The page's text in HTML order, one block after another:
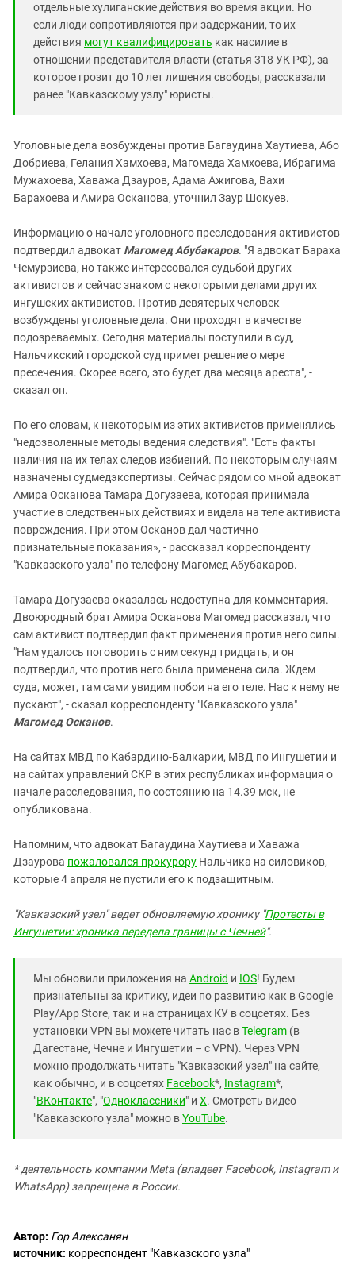
отдельные хулиганские действия во время акции. Но
если люди сопротивляются при задержании, то их
действия могут квалифицировать как насилие в
отношении представителя власти (статья 318 УК РФ), за
которое грозит до 10 лет лишения свободы, рассказали
ранее "Кавказскому узлу" юристы.
Уголовные дела возбуждены против Багаудина Хаутиева, Або
Добриева, Гелания Хамхоева, Магомеда Хамхоева, Ибрагима
Мужахоева, Хаважа Дзауров, Адама Ажигова, Вахи
Барахоева и Амира Осканова, уточнил Заур Шокуев.
Информацию о начале уголовного преследования активистов
подтвердил адвокат Магомед Абубакаров. "Я адвокат Бараха
Чемурзиева, но также интересовался судьбой других
активистов и сейчас знаком с некоторыми делами других
ингушских активистов. Против девятерых человек
возбуждены уголовные дела. Они проходят в качестве
подозреваемых. Сегодня материалы поступили в суд,
Нальчикский городской суд примет решение о мере
пресечения. Скорее всего, это будет два месяца ареста", -
сказал он.
По его словам, к некоторым из этих активистов применялись
"недозволенные методы ведения следствия". "Есть факты
наличия на их телах следов избиений. По некоторым случаям
назначены судмедэкспертизы. Сейчас рядом со мной адвокат
Амира Осканова Тамара Догузаева, которая принимала
участие в следственных действиях и видела на теле активиста
повреждения. При этом Осканов дал частично
признательные показания», - рассказал корреспонденту
"Кавказского узла" по телефону Магомед Абубакаров.
Тамара Догузаева оказалась недоступна для комментария.
Двоюродный брат Амира Осканова Магомед рассказал, что
сам активист подтвердил факт применения против него силы.
"Нам удалось поговорить с ним секунд тридцать, и он
подтвердил, что против него была применена сила. Ждем
суда, может, там сами увидим побои на его теле. Нас к нему не
пускают", - сказал корреспонденту "Кавказского узла"
Магомед Осканов.
На сайтах МВД по Кабардино-Балкарии, МВД по Ингушетии и
на сайтах управлений СКР в этих республиках информация о
начале расследования, по состоянию на 14.39 мск, не
опубликована.
Напомним, что адвокат Багаудина Хаутиева и Хаважа
Дзаурова пожаловался прокурору Нальчика на силовиков,
которые 4 апреля не пустили его к подзащитным.
"Кавказский узел" ведет обновляемую хронику "Протесты в
Ингушетии: хроника передела границы с Чечней".
Мы обновили приложения на Android и IOS! Будем
признательны за критику, идеи по развитию как в Google
Play/App Store, так и на страницах КУ в соцсетях. Без
установки VPN вы можете читать нас вTelegram (в
Дагестане, Чечне и Ингушетии – с VPN). Через VPN
можно продолжать читать "Кавказский узел" на сайте,
как обычно, и в соцсетях Facebook*, Instagram*,
"ВКонтакте", "Одноклассники" и X. Смотреть видео
"Кавказского узла" можно вYouTube.
* деятельность компании Meta (владеет Facebook, Instagram и
WhatsApp) запрещена в России.
Автор: Гор Алексанян
источник: корреспондент "Кавказского узла"